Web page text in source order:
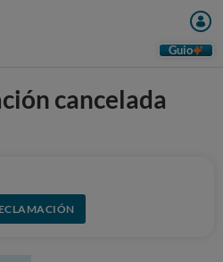
Guio
cancelada